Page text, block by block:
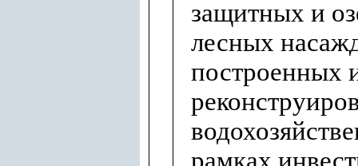
защитных и
лесных
построенных